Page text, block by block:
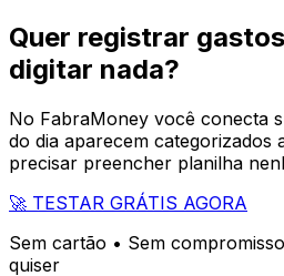
Quer registrar
digitar nada?
No FabraMoney você conecta
do dia aparecem categorizados
precisar preencher planilha
🚀 TESTAR GRÁTIS AGORA
Sem cartão • Sem
quiser